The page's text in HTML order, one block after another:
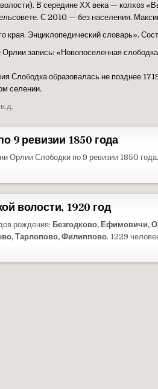
В середине ХХ века — колхоз
С 2010 — без населения.
края. Энциклопедический словарь».
Орлии запись: «Новопоселенная
Слободка образовалась не позднее
селении.
9 ревизии 1850 года
Орлии Слободки по 9 ревизии 1850
волости, 1920 год
рождения: Безгодково, Ефимовичи,
Тарлопово, Филиппово. 1229